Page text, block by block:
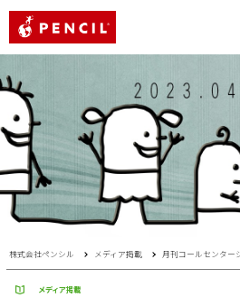
株式会社ペンシル メディア掲載 月刊コールセンター
メディア掲載